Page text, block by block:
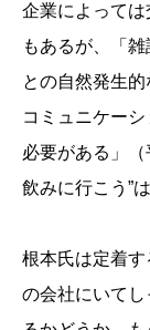
企業によって
もあるが、「
との自然発生
コミュニケー
必要がある」
飲みに行こう”
根本氏は定着
の会社にいて